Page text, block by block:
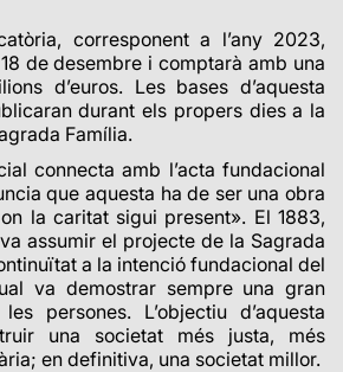
corresponent a l’any 2023,
de desembre i comptarà amb una
d’euros. Les bases d’aquesta
durant els propers dies a la
Família.
connecta amb l’acta fundacional
que aquesta ha de ser una obra
la caritat sigui present». El 1883,
assumir el projecte de la Sagrada
a la intenció fundacional del
va demostrar sempre una gran
persones. L’objectiu d’aquesta
una societat més justa, més
en definitiva, una societat millor.